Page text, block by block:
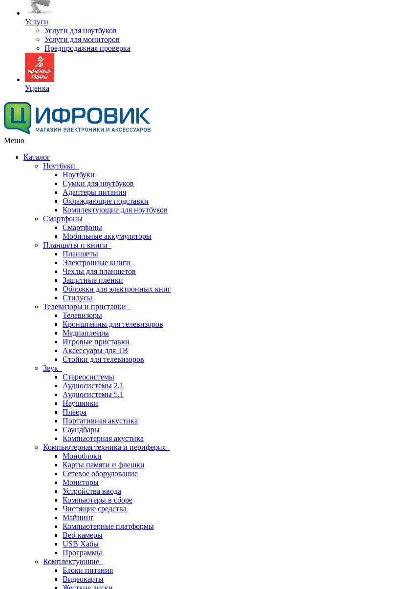
Услуги
Услуги для ноутбуков
Услуги для мониторов
Предпродажная проверка
Уценка
Меню
Каталог
Ноутбуки
Ноутбуки
Сумки для ноутбуков
Адаптеры питания
Охлаждающие подставки
Комплектующие для ноутбуков
Смартфоны
Смартфоны
Мобильные аккумуляторы
Планшеты и книги
Планшеты
Электронные книги
Чехлы для планшетов
Защитные плёнки
Обложки для электронных книг
Стилусы
Телевизоры и приставки
Телевизоры
Кронштейны для телевизоров
Медиаплееры
Игровые приставки
Аксессуары для ТВ
Стойки для телевизоров
Звук
Стереосистемы
Аудиосистемы 2.1
Аудиосистемы 5.1
Наушники
Плеера
Портативная акустика
Саундбары
Компьютерная акустика
Компьютерная техника и периферия
Моноблоки
Карты памяти и флешки
Сетевое оборудование
Мониторы
Устройства ввода
Компьютеры в сборе
Чистящие средства
Майнинг
Компьютерные платформы
Веб-камеры
USB Хабы
Программы
Комплектующие
Блоки питания
Видеокарты